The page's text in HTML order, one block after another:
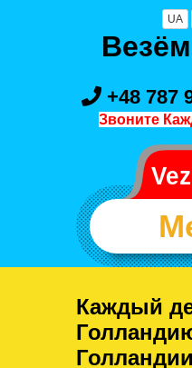
UA
+48 787
Звоните
Каждый
Голландии